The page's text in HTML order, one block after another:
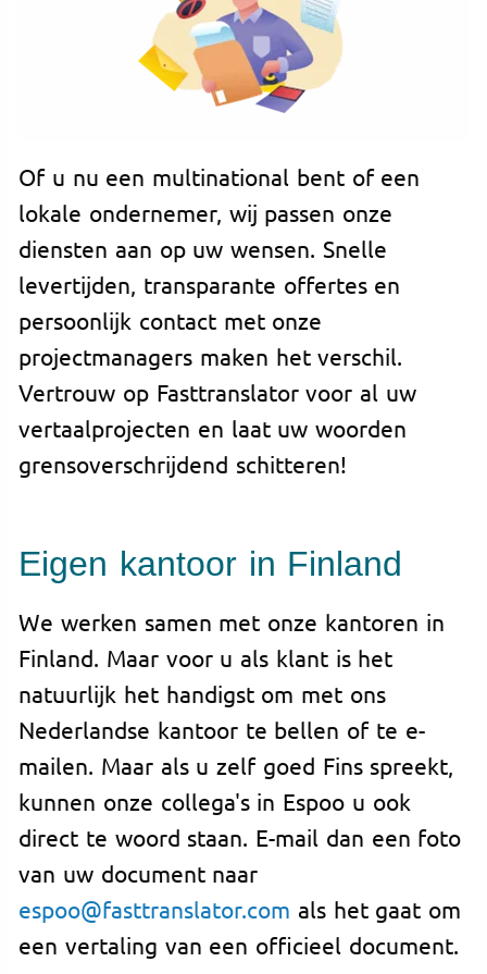
Of u nu een multinational bent of een
lokale ondernemer, wij passen onze
diensten aan op uw wensen. Snelle
levertijden, transparante offertes en
persoonlijk contact met onze
projectmanagers maken het verschil.
Vertrouw op Fasttranslator voor al uw
vertaalprojecten en laat uw woorden
grensoverschrijdend schitteren!
Eigen kantoor in Finland
We werken samen met onze kantoren in
Finland. Maar voor u als klant is het
natuurlijk het handigst om met ons
Nederlandse kantoor te bellen of te e-
mailen. Maar als u zelf goed Fins spreekt,
kunnen onze collega's in Espoo u ook
direct te woord staan. E-mail dan een foto
van uw document naar
espoo@fasttranslator.com als het gaat om
een vertaling van een officieel document.